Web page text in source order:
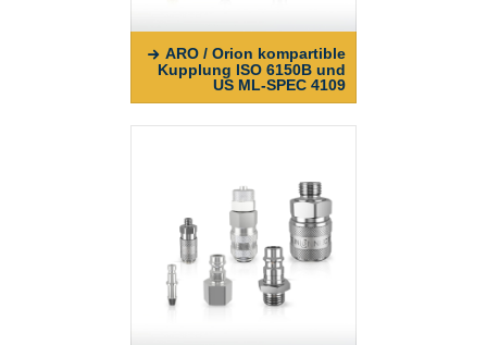
ARO / Orion kompartible
Kupplung ISO 6150B und
US ML-SPEC 4109